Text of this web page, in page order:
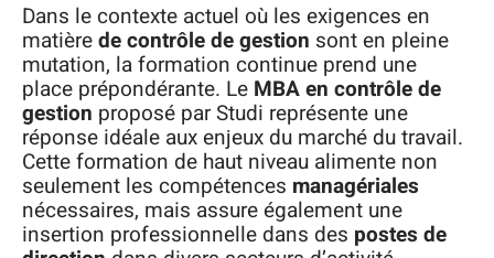
Dans le contexte actuel où les exigences en
matièrede contrôle de gestion sont en pleine
mutation, la formation continue prend une
place prépondérante. Le MBA en contrôle de
gestion proposé par Studi représente une
réponse idéale aux enjeux du marché du travail.
Cette formation de haut niveau alimente non
seulement les compétences managériales
nécessaires, mais assure également une
insertion professionnelle dans des postes de